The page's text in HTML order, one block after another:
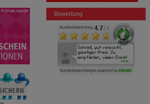
Bewertung